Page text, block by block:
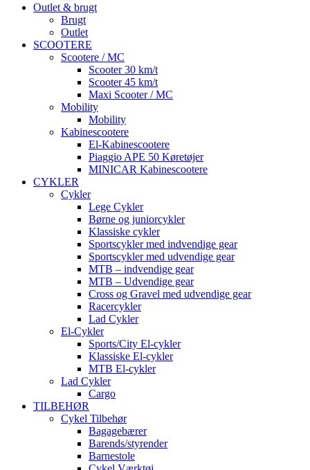
Outlet & brugt
Brugt
Outlet
SCOOTERE
Scootere / MC
Scooter 30 km/t
Scooter 45 km/t
Maxi Scooter / MC
Mobility
Mobility
Kabinescootere
El-Kabinescootere
Piaggio APE 50 Køretøjer
MINICAR Kabinescootere
CYKLER
Cykler
Lege Cykler
Børne og juniorcykler
Klassiske cykler
Sportscykler med indvendige gear
Sportscykler med udvendige gear
MTB – indvendige gear
MTB – Udvendige gear
Cross og Gravel med udvendige gear
Racercykler
Lad Cykler
El-Cykler
Sports/City El-cykler
Klassiske El-cykler
MTB El-cykler
Lad Cykler
Cargo
TILBEHØR
Cykel Tilbehør
Bagagebærer
Barends/styrender
Barnestole